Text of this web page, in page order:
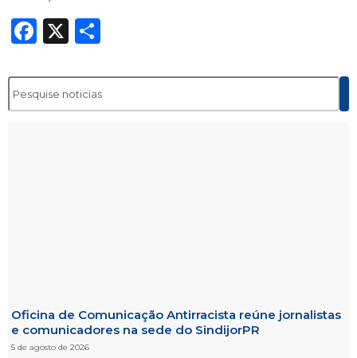
Facebook
X
Oficina de Comunicação Antirracista reúne jornalistas
e comunicadores na sede do SindijorPR
5 de agosto de 2026